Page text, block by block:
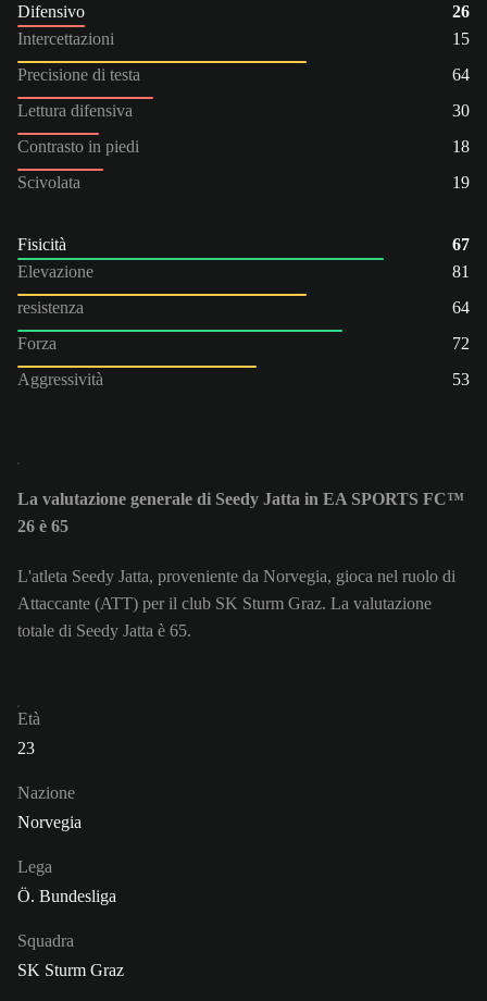
Difensivo
26
Intercettazioni
15
Precisione di testa
64
Lettura difensiva
30
Contrasto in piedi
18
Scivolata
19
Fisicità
67
Elevazione
81
resistenza
64
Forza
72
Aggressività
53
La valutazione generale di Seedy Jatta in EA SPORTS FC™
26 è 65
L'atleta Seedy Jatta, proveniente da Norvegia, gioca nel ruolo di
Attaccante (ATT) per il club SK Sturm Graz. La valutazione
totale di Seedy Jatta è 65.
Età
23
Nazione
Norvegia
Lega
Ö. Bundesliga
Squadra
SK Sturm Graz